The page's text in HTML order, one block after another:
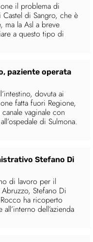
il problema di
Castel di Sangro, che è
la Asl a breve
a questo tipo di
paziente operata
dovuta ai
fatta fuori Regione,
vaginale con
di Sulmona.
Stefano Di
di lavoro per il
Stefano Di
ha ricoperto
dell’azienda